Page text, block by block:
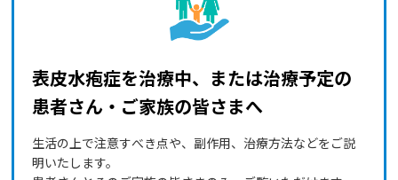
表皮水疱症を治療中、または治療予定の
患者さん・ご家族の皆さまへ
生活の上で注意すべき点や、副作用、治療方法などをご説
明いたします。